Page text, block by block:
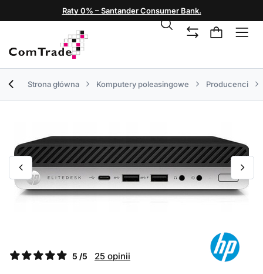
Raty 0% – Santander Consumer Bank.
Strona główna Komputery poleasingowe Producenci
5 /5 25 opinii